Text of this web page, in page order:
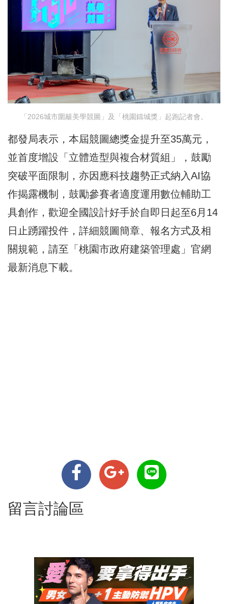
「2026城市圍籬美學競圖」及「桃園鑄城獎」起跑記者會。
都發局表示，本屆競圖總獎金提升至35萬元，
並首度增設「立體造型與複合材質組」，鼓勵
突破平面限制，亦因應科技趨勢正式納入AI協
作揭露機制，鼓勵參賽者適度運用數位輔助工
具創作，歡迎全國設計好手於自即日起至6月14
日止踴躍投件，詳細競圖簡章、報名方式及相
關規範，請至「桃園市政府建築管理處」官網
最新消息下載。
留言討論區